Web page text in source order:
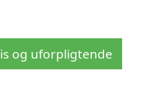
og uforpligtende